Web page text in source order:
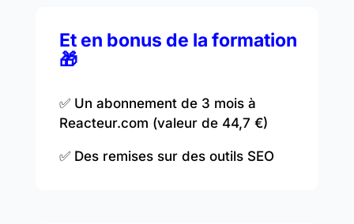
Et en bonus de la formation
🎁
✅ Un abonnement de 3 mois à
Reacteur.com (valeur de 44,7 €)
✅ Des remises sur des outils SEO